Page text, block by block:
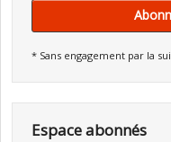
* Sans engagement par la
Espace abonnés